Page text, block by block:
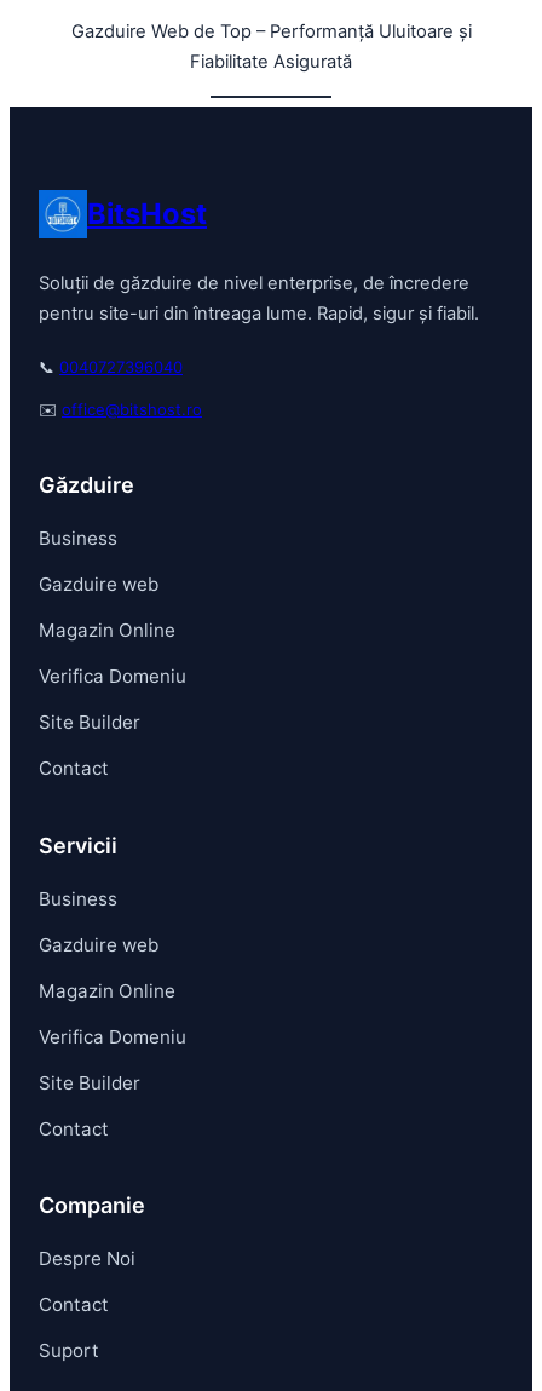
Gazduire Web de Top – Performanță Uluitoare și
Fiabilitate Asigurată
BitsHost
Soluții de găzduire de nivel enterprise, de încredere
pentru site-uri din întreaga lume. Rapid, sigur și fiabil.
📞 0040727396040
✉️ office@bitshost.ro
Găzduire
Business
Gazduire web
Magazin Online
Verifica Domeniu
Site Builder
Contact
Servicii
Business
Gazduire web
Magazin Online
Verifica Domeniu
Site Builder
Contact
Companie
Despre Noi
Contact
Suport